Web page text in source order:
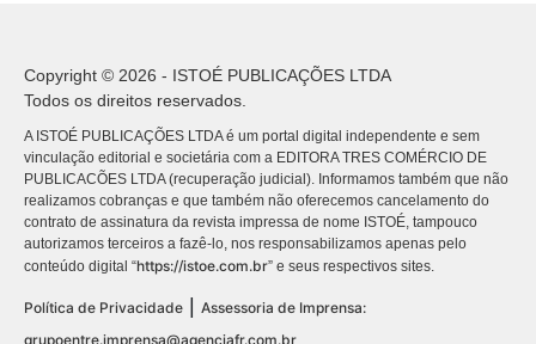
Copyright © 2026 - ISTOÉ PUBLICAÇÕES LTDA
Todos os direitos reservados.
A ISTOÉ PUBLICAÇÕES LTDA é um portal digital independente e sem
vinculação editorial e societária com a EDITORA TRES COMÉRCIO DE
PUBLICACÕES LTDA (recuperação judicial). Informamos também que não
realizamos cobranças e que também não oferecemos cancelamento do
contrato de assinatura da revista impressa de nome ISTOÉ, tampouco
autorizamos terceiros a fazê-lo, nos responsabilizamos apenas pelo
conteúdo digital “https://istoe.com.br” e seus respectivos sites.
Política de Privacidade | Assessoria de Imprensa:
grupoentre.imprensa@agenciafr.com.br